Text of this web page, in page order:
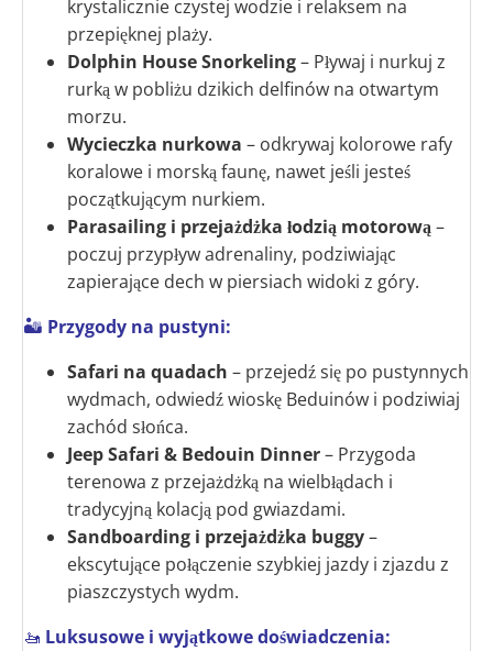
krystalicznie czystej wodzie i relaksem na
przepięknej plaży.
Dolphin House Snorkeling– Pływaj i nurkuj z
rurką w pobliżu dzikich delfinów na otwartym
morzu.
Wycieczka nurkowa – odkrywaj kolorowe rafy
koralowe i morską faunę, nawet jeśli jesteś
początkującym nurkiem.
Parasailing i przejażdżka łodzią motorową–
poczuj przypływ adrenaliny, podziwiając
zapierające dech w piersiach widoki z góry.
🏜 Przygody na pustyni:
Safari na quadach – przejedź się po pustynnych
wydmach, odwiedź wioskę Beduinów i podziwiaj
zachód słońca.
Jeep Safari & Bedouin Dinner– Przygoda
terenowa z przejażdżką na wielbłądach i
tradycyjną kolacją pod gwiazdami.
Sandboarding i przejażdżka buggy–
ekscytujące połączenie szybkiej jazdy i zjazdu z
piaszczystych wydm.
🚤 Luksusowe i wyjątkowe doświadczenia: